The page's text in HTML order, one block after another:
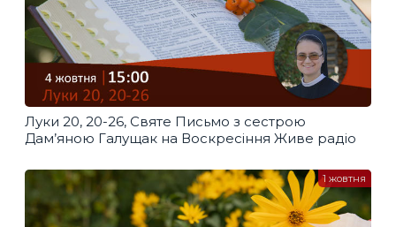
Луки 20, 20-26, Святе Письмо з сестрою
Дам’яною Галущак​ на Воскресіння Живе радіо
1 жовтня